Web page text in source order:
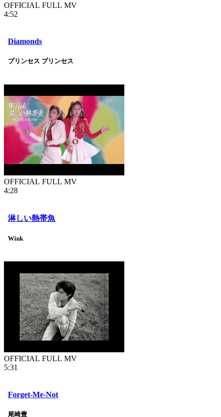
OFFICIAL FULL MV
4:52
Diamonds
プリンセス プリンセス
OFFICIAL FULL MV
4:28
淋しい熱帯魚
Wink
OFFICIAL FULL MV
5:31
Forget-Me-Not
尾崎豊